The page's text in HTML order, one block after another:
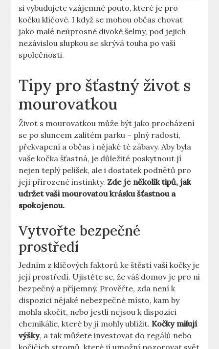
si vybudujete vzájemné pouto, které je pro
kočku klíčové. I když se mohou občas chovat
jako malé neúprosné divoké šelmy, pod jejich
nezávislou slupkou se skrývá touha po vaší
společnosti.
Tipy pro šťastný život s
mourovatkou
Život s mourovatkou může být jako procházení
se po sluncem zalitém parku – plný radosti,
překvapení a občas i nějaké té zábavy. Aby byla
vaše kočka šťastná, je důležité poskytnout jí
nejen teplý pelíšek, ale i dostatek podnětů pro
její přirozené instinkty. Zde je několik tipů, jak
udržet vaši mourovatou krásku šťastnou a
spokojenou.
Vytvořte bezpečné
prostředí
Jedním z klíčových faktorů ke štěstí vaší kočky je
její prostředí. Ujistěte se, že váš domov je pro ni
bezpečný a příjemný. Prověřte, zda není k
dispozici nějaké nebezpečné místo, kam by
mohla skočit, nebo jestli nejsou k dispozici
chemikálie, které by jí mohly ublížit.Kočky milují
výšky, a tak můžete investovat do regálů nebo